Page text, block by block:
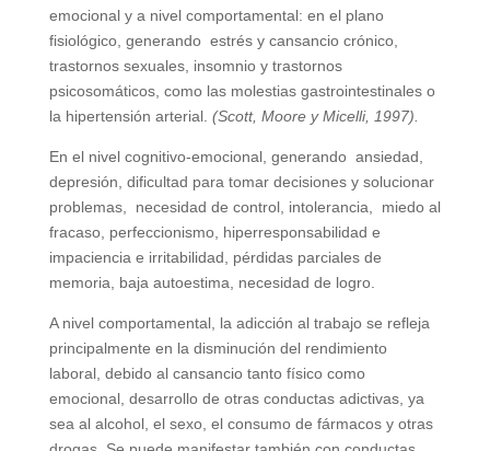
emocional y a nivel comportamental: en el plano
fisiológico, generando estrés y cansancio crónico,
trastornos sexuales, insomnio y trastornos
psicosomáticos, como las molestias gastrointestinales o
la hipertensión arterial. (Scott, Moore y Micelli, 1997).
En el nivel cognitivo-emocional, generando ansiedad,
depresión, dificultad para tomar decisiones y solucionar
problemas, necesidad de control, intolerancia, miedo al
fracaso, perfeccionismo, hiperresponsabilidad e
impaciencia e irritabilidad, pérdidas parciales de
memoria, baja autoestima, necesidad de logro.
A nivel comportamental, la adicción al trabajo se refleja
principalmente en la disminución del rendimiento
laboral, debido al cansancio tanto físico como
emocional, desarrollo de otras conductas adictivas, ya
sea al alcohol, el sexo, el consumo de fármacos y otras